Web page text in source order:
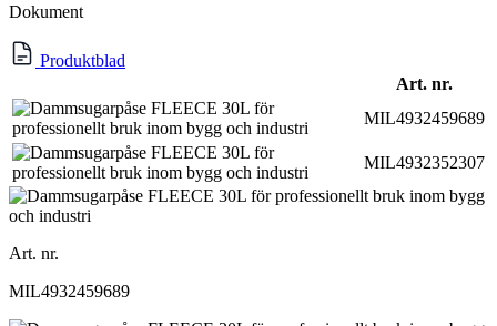
Dokument
Produktblad
Art. nr.
MIL4932459689
MIL4932352307
Art. nr.
MIL4932459689